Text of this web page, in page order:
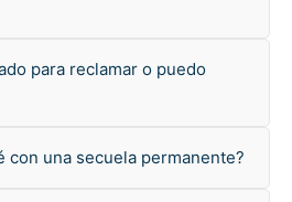
para reclamar o puedo
con una secuela permanente?